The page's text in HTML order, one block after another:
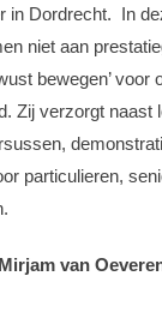
in Dordrecht. In
niet aan
bewegen’ voor
Zij verzorgt naast
particulieren,
van